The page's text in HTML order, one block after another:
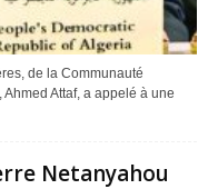
de la Communauté
Attaf, a appelé à une
Netanyahou